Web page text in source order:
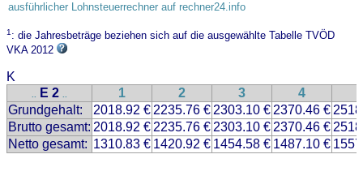
ausführlicher Lohnsteuerrechner auf rechner24.info
1: die Jahresbeträge beziehen sich auf die ausgewählte Tabelle TVÖD
VKA 2012
K
.. E 2 .. 1 2 3 4
Grundgehalt:
2018.92 € 2235.76 € 2303.10 € 2370.46 €
Brutto gesamt: 2018.92 € 2235.76 € 2303.10 € 2370.46 €
Netto gesamt: 1310.83 € 1420.92 € 1454.58 € 1487.10 €